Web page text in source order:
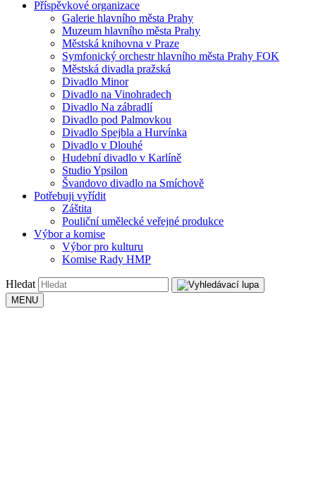
Příspěvkové organizace
Galerie hlavního města Prahy
Muzeum hlavního města Prahy
Městská knihovna v Praze
Symfonický orchestr hlavního města Prahy FOK
Městská divadla pražská
Divadlo Minor
Divadlo na Vinohradech
Divadlo Na zábradlí
Divadlo pod Palmovkou
Divadlo Spejbla a Hurvínka
Divadlo v Dlouhé
Hudební divadlo v Karlíně
Studio Ypsilon
Švandovo divadlo na Smíchově
Potřebuji vyřídit
Záštita
Pouliční umělecké veřejné produkce
Výbor a komise
Výbor pro kulturu
Komise Rady HMP
Hledat
MENU